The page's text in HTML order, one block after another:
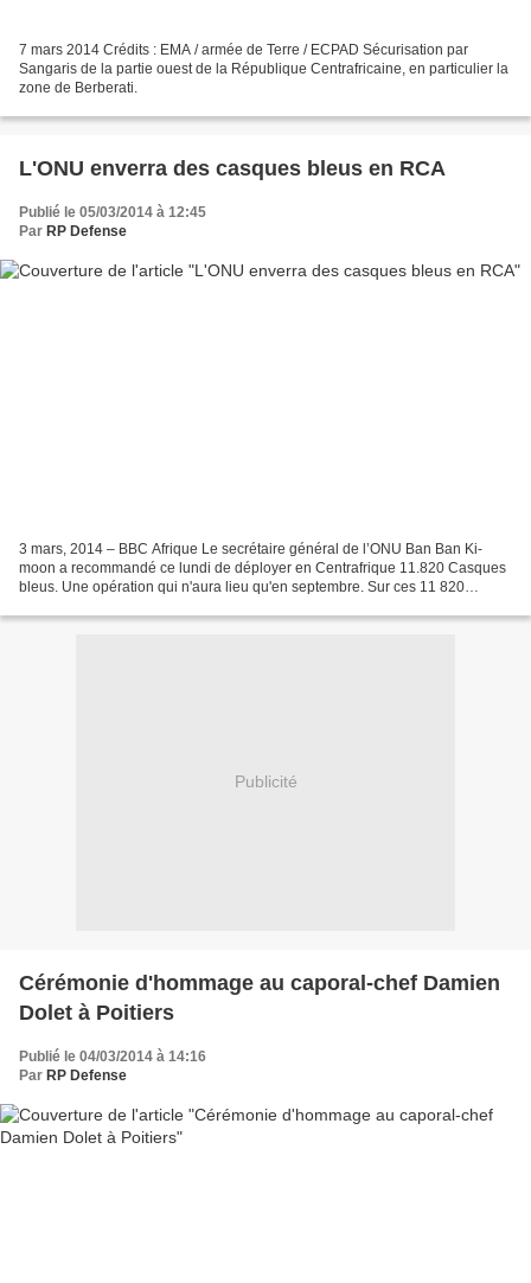
7 mars 2014 Crédits : EMA / armée de Terre / ECPAD Sécurisation par
Sangaris de la partie ouest de la République Centrafricaine, en particulier la
zone de Berberati.
L'ONU enverra des casques bleus en RCA
Publié le 05/03/2014 à 12:45
Par RP Defense
3 mars, 2014 – BBC Afrique Le secrétaire général de l’ONU Ban Ban Ki-
moon a recommandé ce lundi de déployer en Centrafrique 11.820 Casques
bleus. Une opération qui n'aura lieu qu'en septembre. Sur ces 11 820
Publicité
Cérémonie d'hommage au caporal-chef Damien
Dolet à Poitiers
Publié le 04/03/2014 à 14:16
Par RP Defense